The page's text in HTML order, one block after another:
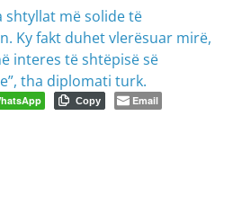
shtyllat më solide të
Ky fakt duhet vlerësuar mirë,
interes të shtëpisë së
tha diplomati turk.
Copy Email